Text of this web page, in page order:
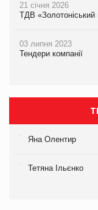
21 січня 2026
ТДВ «Золотоніський
03 липня 2023
Тендери компанії
Яна Олентир
Тетяна Ільєнко